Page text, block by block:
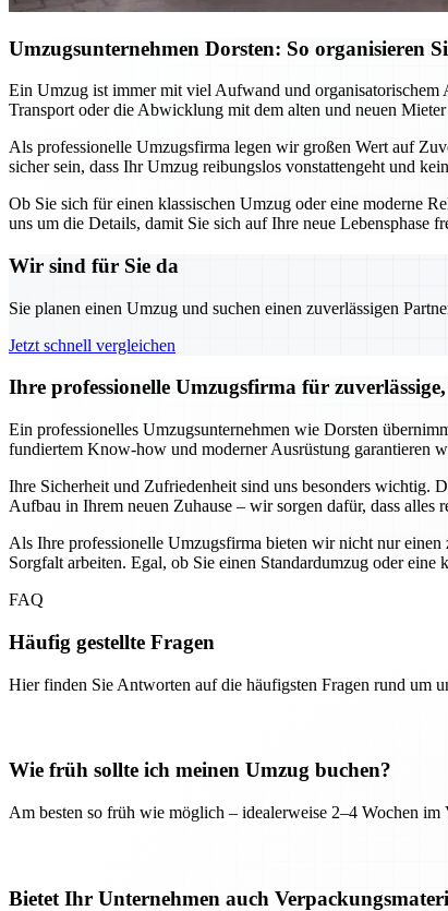
Umzugsunternehmen Dorsten: So organisieren
Ein Umzug ist immer mit viel Aufwand und organisatorischem
Transport oder die Abwicklung mit dem alten und neuen
Als professionelle Umzugsfirma legen wir großen Wert auf
sicher sein, dass Ihr Umzug reibungslos vonstattengeht und
Ob Sie sich für einen klassischen Umzug oder eine moderne
uns um die Details, damit Sie sich auf Ihre neue Lebensphase
Wir sind für Sie da
Sie planen einen Umzug und suchen einen zuverlässigen
Jetzt schnell vergleichen
Ihre professionelle Umzugsfirma für
Ein professionelles Umzugsunternehmen wie Dorsten
fundiertem Know-how und moderner Ausrüstung garantieren
Ihre Sicherheit und Zufriedenheit sind uns besonders wichtig.
Aufbau in Ihrem neuen Zuhause – wir sorgen dafür, dass alles
Als Ihre professionelle Umzugsfirma bieten wir nicht nur einen
Sorgfalt arbeiten. Egal, ob Sie einen Standardumzug oder
FAQ
Häufig gestellte Fragen
Hier finden Sie Antworten auf die häufigsten Fragen rund um
Wie früh sollte ich meinen Umzug buchen?
Am besten so früh wie möglich – idealerweise 2–4 Wochen
Bietet Ihr Unternehmen auch